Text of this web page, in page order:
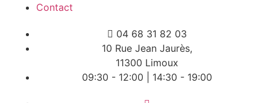
Contact
04 68 31 82 03
10 Rue Jean Jaurès,
11300 Limoux
09:30 - 12:00 | 14:30 - 19:00